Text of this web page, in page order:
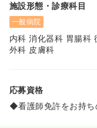
施設形態・診療科目
一般病院
内科 消化器科 胃腸科
外科 皮膚科
応募資格
◆看護師免許をお持ち